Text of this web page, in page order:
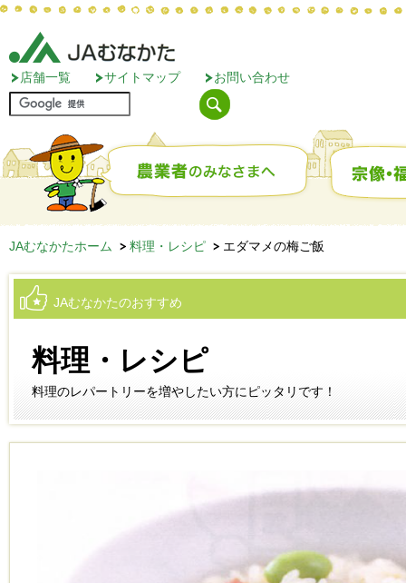
店舗一覧 サイトマップ お問い合わせ
JAむなかたホーム 料理・レシピ エダマメの梅ご飯
JAむなかたのおすすめ
料理・レシピ
料理のレパートリーを増やしたい方にピッタリです！